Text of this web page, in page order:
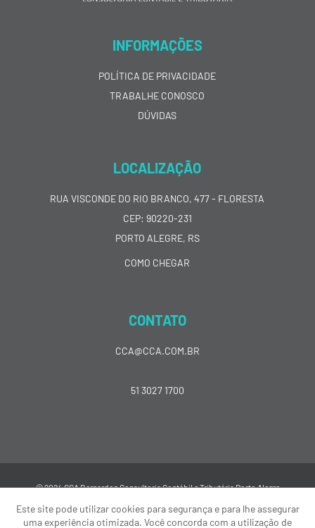
INFORMAÇÕES
POLÍTICA DE PRIVACIDADE
TRABALHE CONOSCO
DÚVIDAS
LOCALIZAÇÃO
RUA VISCONDE DO RIO BRANCO, 477 - FLORESTA
CEP: 90220-231
PORTO ALEGRE, RS
COMO CHEGAR
CONTATO
CCA@CCA.COM.BR
51 3027 1700
© 2024 CCA Bernardon Consultoria Contábil e Tributária Porto Alegre
Este site pode utilizar cookies para segurança e para lhe assegurar
uma experiência otimizada. Você concorda com a utilização de